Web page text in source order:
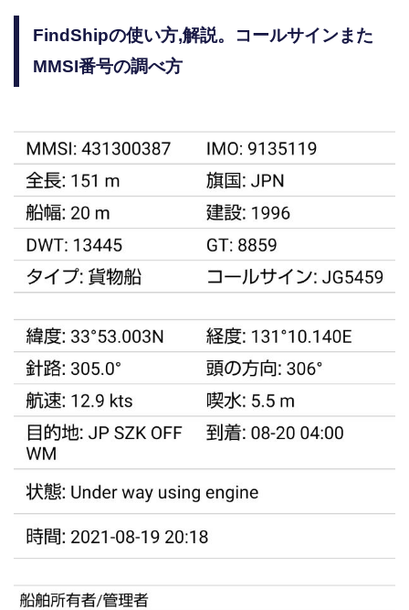
FindShipの使い方,解説。コールサインまた
MMSI番号の調べ方